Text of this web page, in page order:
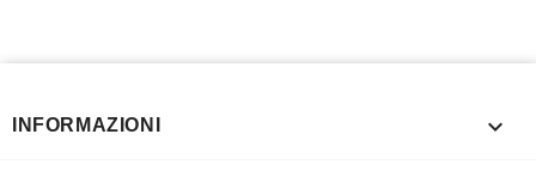
INFORMAZIONI 